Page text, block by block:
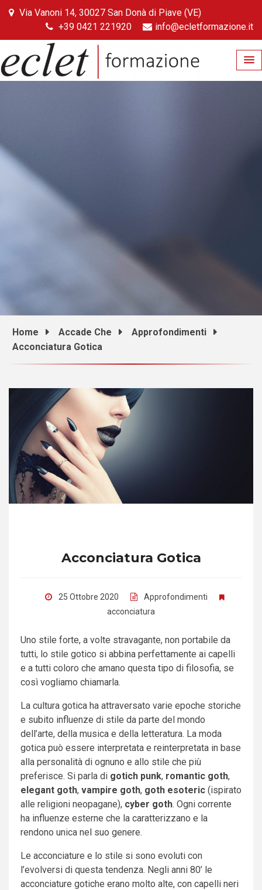
Skip
Via Vanoni 14, 30027 San Donà di Piave (VE)
+39 0421 221920
info@ecletformazione.it
Home Accade Che
Approfondimenti
Acconciatura Gotica
Acconciatura Gotica
25 Ottobre 2020
Approfondimenti
acconciatura
Uno stile forte, a volte stravagante, non portabile da
tutti, lo stile gotico si abbina perfettamente ai capelli
e a tutti coloro che amano questa tipo di filosofia, se
così vogliamo chiamarla.
La cultura gotica ha attraversato varie epoche storiche
e subito influenze di stile da parte del mondo
dell’arte, della musica e della letteratura. La moda
gotica può essere interpretata e reinterpretata in base
alla personalità di ognuno e allo stile che più
preferisce. Si parla di gotich punk, romantic goth,
elegant goth, vampire goth, goth esoteric (ispirato
alle religioni neopagane), cyber goth. Ogni corrente
ha influenze esterne che la caratterizzano e la
rendono unica nel suo genere.
Le acconciature e lo stile si sono evoluti con
l’evolversi di questa tendenza. Negli anni 80’ le
acconciature gotiche erano molto alte, con capelli neri